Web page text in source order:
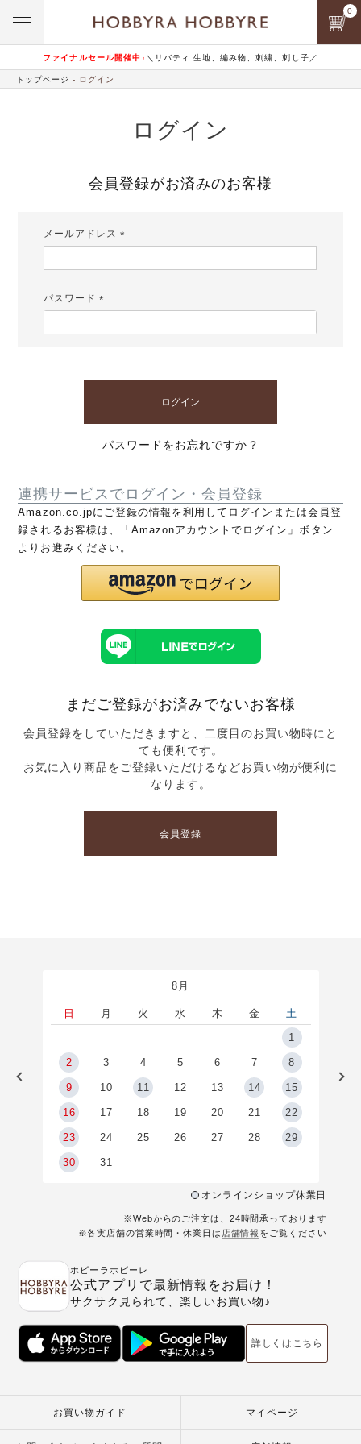
ファイナルセール開催中♪ ＼リバティ 生地、編み物、刺繍、刺し子／
0
トップページ ログイン
ログイン
会員登録がお済みのお客様
メールアドレス
パスワード
ログイン
パスワードをお忘れですか？
連携サービスでログイン・会員登録
Amazon.co.jpにご登録の情報を利用してログインまたは会員登
録されるお客様は、「Amazonアカウントでログイン」ボタン
よりお進みください。
まだご登録がお済みでないお客様
会員登録をしていただきますと、二度目のお買い物時にと
ても便利です。
お気に入り商品をご登録いただけるなどお買い物が便利に
なります。
会員登録
8月
日 月 火 水 木 金
土
1
2 3 4 5 6 7 8
9 10 11 12 13 14 15
16 17 18 19 20 21 22
23 24 25 26 27 28 29
30 31
オンラインショップ休業日
※Webからのご注文は、24時間承っております
※各実店舗の営業時間・休業日は 店舗情報 をご覧ください
ホビーラホビーレ
公式アプリで最新情報をお届け！
サクサク見られて、楽しいお買い物♪
詳しくはこちら
お買い物ガイド マイページ